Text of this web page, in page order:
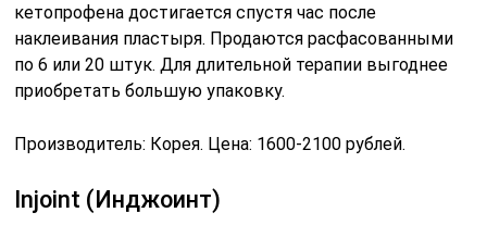
кетопрофена достигается спустя час после
наклеивания пластыря. Продаются расфасованными
по 6 или 20 штук. Для длительной терапии выгоднее
приобретать большую упаковку.
Производитель: Корея. Цена: 1600-2100 рублей.
Injoint (Инджоинт)